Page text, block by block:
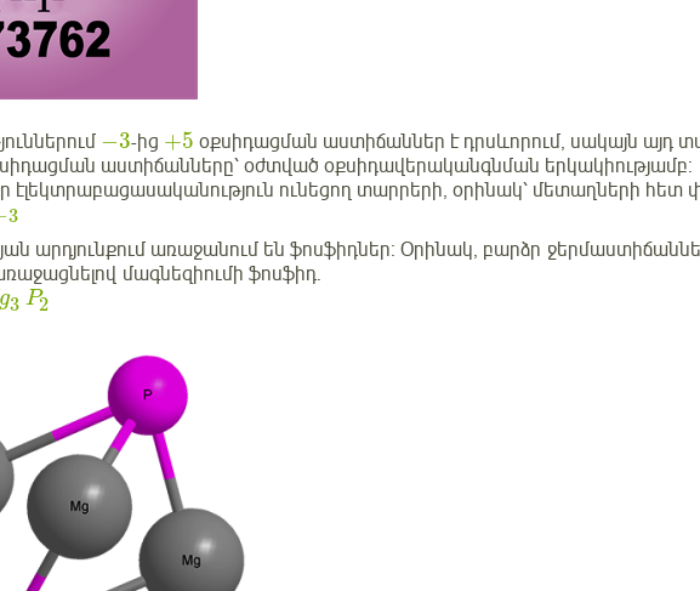
−3-ից +5 օքսիդացման աստիճաններ է դրսևորում, սակայն այդ
աստիճանները՝ օժտված օքսիդավերականգնման երկակիությամբ:
էլեկտրաբացասականություն ունեցող տարրերի, օրինակ՝ մետաղների հետ
3
արդյունքում առաջանում են ֆոսֆիդներ։ Օրինակ, բարձր
մագնեզիումի ֆոսֆիդ․
3 P2